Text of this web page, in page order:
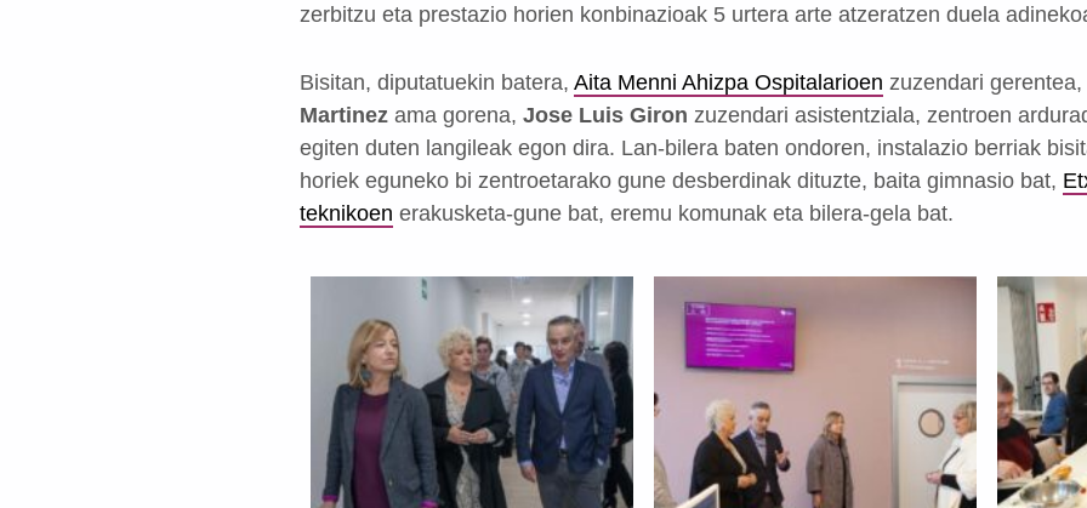
zerbitzu eta prestazio horien konbinazioak 5 urtera arte atzeratzen duela
Bisitan, diputatuekin batera, Aita Menni Ahizpa Ospitalarioen zuzendari gerentea,
Martinez ama gorena, Jose Luis Giron zuzendari asistentziala, zentroen
egiten duten langileak egon dira. Lan-bilera baten ondoren, instalazio berriak
horiek eguneko bi zentroetarako gune desberdinak dituzte, baita gimnasio bat,
teknikoen erakusketa-gune bat, eremu komunak eta bilera-gela bat.